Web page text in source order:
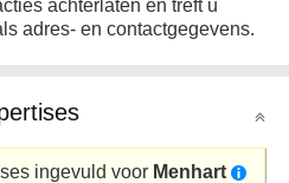
achterlaten en treft u
adres- en contactgegevens.
ingevuld voor Menhart